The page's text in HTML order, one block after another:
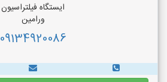
ایستگاه فیلتراسیون
ورامین
09134920086